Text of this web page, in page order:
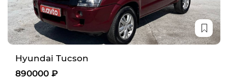
Hyundai Tucson
890000 ₽